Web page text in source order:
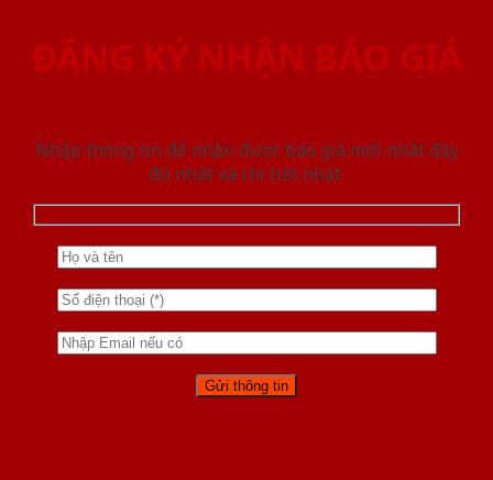
ĐĂNG KÝ NHẬN BÁO GIÁ
Nhập thông tin để nhận được báo giá mới nhât đầy
đủ nhất và chi tiết nhất.